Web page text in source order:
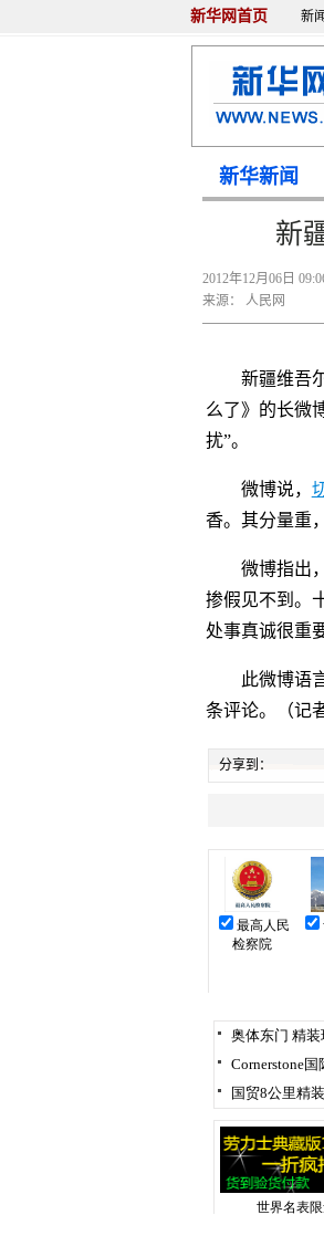
新华网首页 新闻
新华新闻
新
2012年12月06日
来源： 人民网
新疆维吾尔
么了》的长微
扰”。
微博说，
香。其分量重
微博指出，
掺假见不到。
处事真诚很重
此微博语言
条评论。（记
分享到：